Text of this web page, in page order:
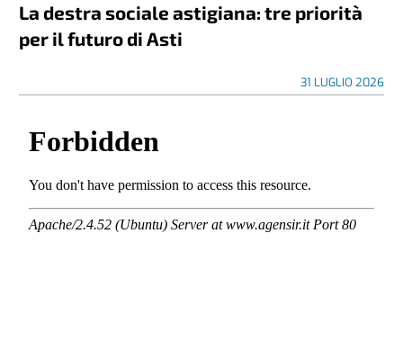
La destra sociale astigiana: tre priorità
per il futuro di Asti
31 LUGLIO 2026